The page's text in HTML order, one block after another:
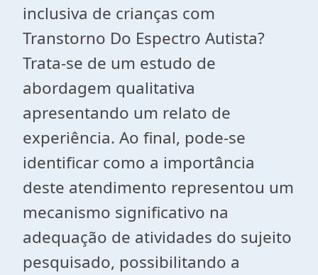
inclusiva de crianças com
Transtorno Do Espectro Autista?
Trata-se de um estudo de
abordagem qualitativa
apresentando um relato de
experiência. Ao final, pode-se
identificar como a importância
deste atendimento representou um
mecanismo significativo na
adequação de atividades do sujeito
pesquisado, possibilitando a